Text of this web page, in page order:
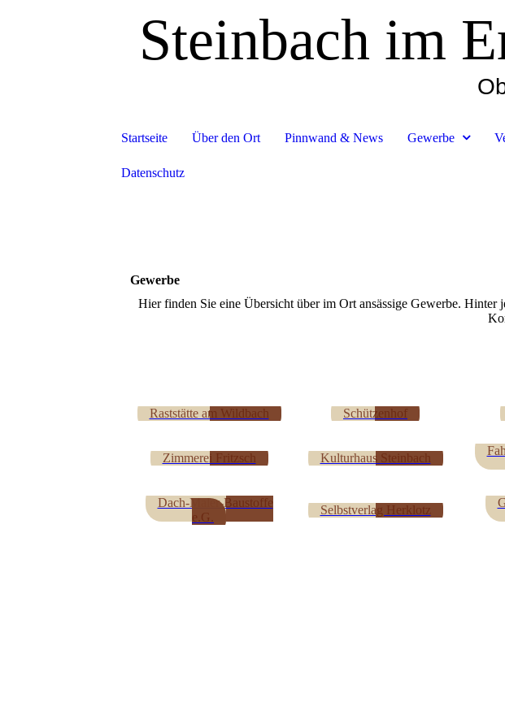
Steinbach im
Startseite Über den Ort Pinnwand & News Gewerbe
Datenschutz
Gewerbe
Hier finden Sie eine Übersicht über im Ort ansässige Gewerbe.
Raststätte am Wildbach Schützenhof
Zimmerei Fritzsch Kulturhaus Steinbach
Dach-Maler-Baustoffe
e.G.
Selbstverlag Herklotz